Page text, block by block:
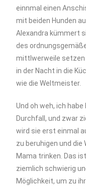
einnmal einen
mit beiden Hunden
Alexandra kümmert
des
mittlwerweile setzen
in der Nacht in die
wie die Weltmeister.
Und oh weh, ich
Durchfall, und zwar
wird sie erst einmal
zu beruhigen und
Mama trinken. Das
ziemlich schwierig
Möglichkeit, um zu